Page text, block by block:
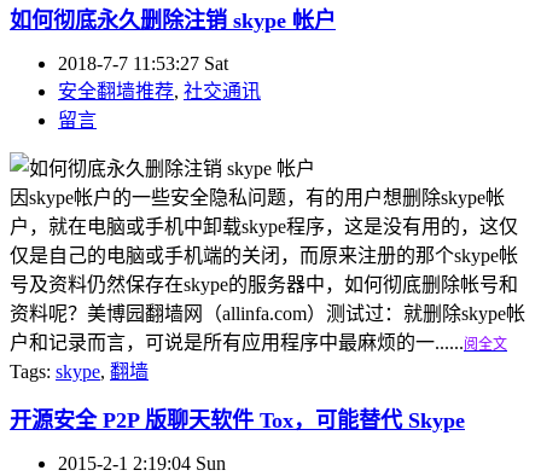
如何彻底永久删除注销 skype 帐户
2018-7-7 11:53:27 Sat
安全翻墙推荐, 社交通讯
留言
因skype帐户的一些安全隐私问题，有的用户想删除skype帐
户，就在电脑或手机中卸载skype程序，这是没有用的，这仅
仅是自己的电脑或手机端的关闭，而原来注册的那个skype帐
号及资料仍然保存在skype的服务器中，如何彻底删除帐号和
资料呢？美博园翻墙网（allinfa.com）测试过：就删除skype帐
户和记录而言，可说是所有应用程序中最麻烦的一......阅全文
Tags: skype, 翻墙
开源安全 P2P 版聊天软件 Tox，可能替代 Skype
2015-2-1 2:19:04 Sun